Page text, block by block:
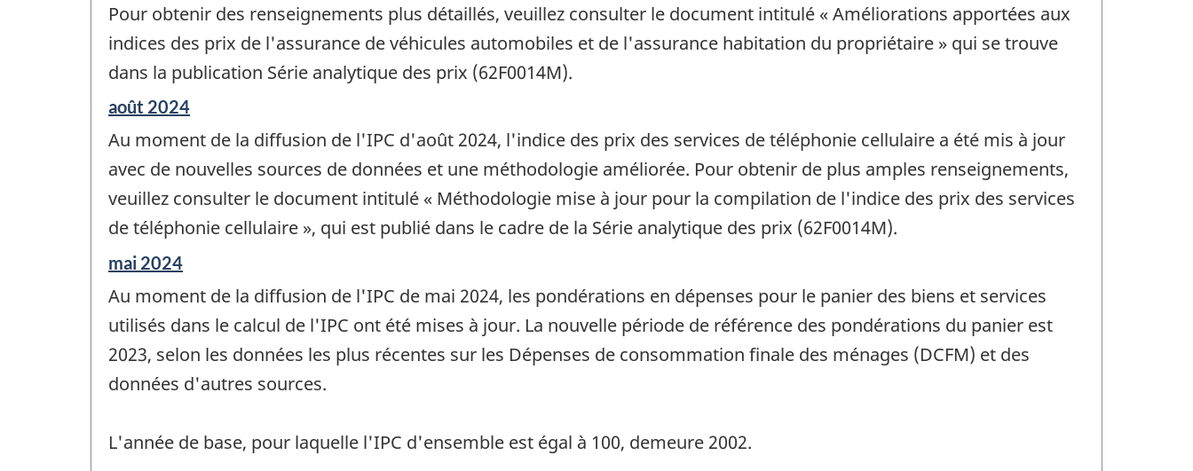
Pour obtenir des renseignements plus détaillés, veuillez consulter le document intitulé « Améliorations apportées aux
indices des prix de l'assurance de véhicules automobiles et de l'assurance habitation du propriétaire » qui se trouve
dans la publication Série analytique des prix (62F0014M).
Période
référence
de
-
août 2024
Au moment de la diffusion de l'IPC d'août 2024, l'indice des prix des services de téléphonie cellulaire a été mis à jour
avec de nouvelles sources de données et une méthodologie améliorée. Pour obtenir de plus amples renseignements,
veuillez consulter le document intitulé « Méthodologie mise à jour pour la compilation de l'indice des prix des services
de téléphonie cellulaire », qui est publié dans le cadre de la Série analytique des prix (62F0014M).
Période
référence
de
-
mai 2024
Au moment de la diffusion de l'IPC de mai 2024, les pondérations en dépenses pour le panier des biens et services
utilisés dans le calcul de l'IPC ont été mises à jour. La nouvelle période de référence des pondérations du panier est
2023, selon les données les plus récentes sur les Dépenses de consommation finale des ménages (DCFM) et des
données d'autres sources.
L'année de base, pour laquelle l'IPC d'ensemble est égal à 100, demeure 2002.